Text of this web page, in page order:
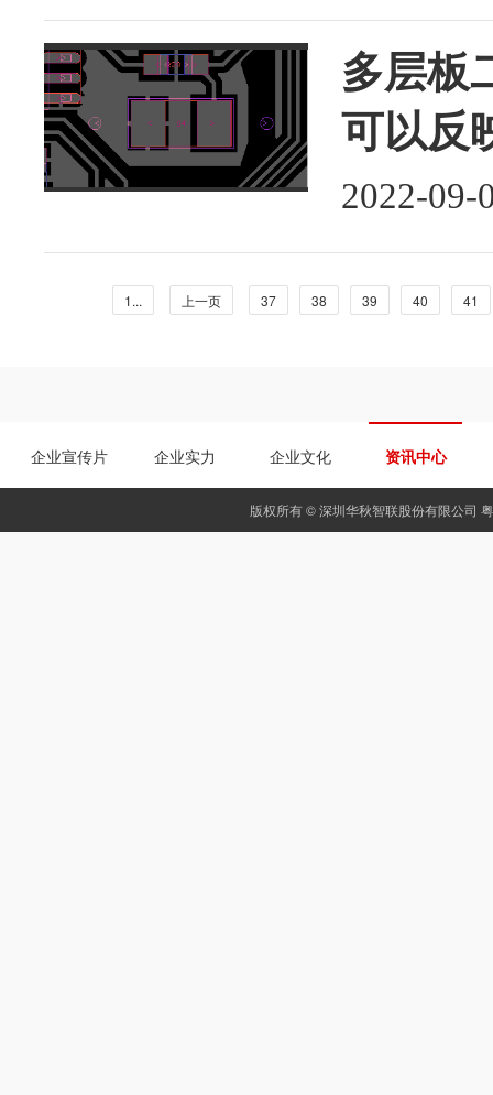
多层板
可以反
2022-09-
1... 上一页 37 38 39 40 41
企业宣传片 企业实力 企业文化 资讯中心
版权所有 © 深圳华秋智联股份有限公司